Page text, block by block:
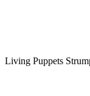
Living Puppets